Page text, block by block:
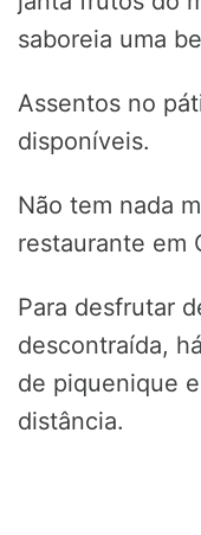
saboreia uma
Assentos no
disponíveis.
Não tem nada
restaurante em
Para desfrutar
descontraída,
de piquenique
distância.